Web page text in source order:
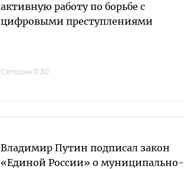
активную работу по борьбе с
цифровыми преступлениями
Сегодня 11:30
Владимир Путин подписал закон
«Единой России» о муниципально-